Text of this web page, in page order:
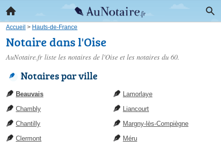
Accueil > Hauts-de-France
Notaire dans l'Oise
AuNotaire.fr liste les notaires de l'Oise et les notaires du 60.
Notaires par ville
Beauvais
Chambly
Chantilly
Clermont
Lamorlaye
Liancourt
Margny-lès-Compiègne
Méru